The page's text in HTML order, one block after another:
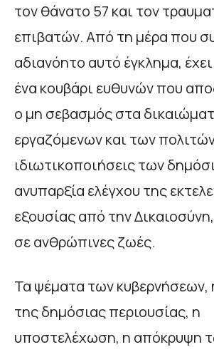
τον θάνατο 57 και τον
επιβατών. Από τη μέρα που
αδιανόητο αυτό έγκλημα, έχει
ένα κουβάρι ευθυνών που
ο μη σεβασμός στα
εργαζόμενων και των
ιδιωτικοποιήσεις των
ανυπαρξία ελέγχου της
εξουσίας από την
σε ανθρώπινες ζωές.
Τα ψέματα των κυβερνήσεων,
της δημόσιας περιουσίας, η
υποστελέχωση, η απόκρυψη